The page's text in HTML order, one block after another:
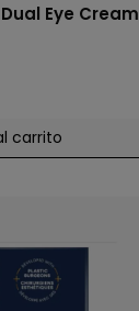
Eye Cream
carrito